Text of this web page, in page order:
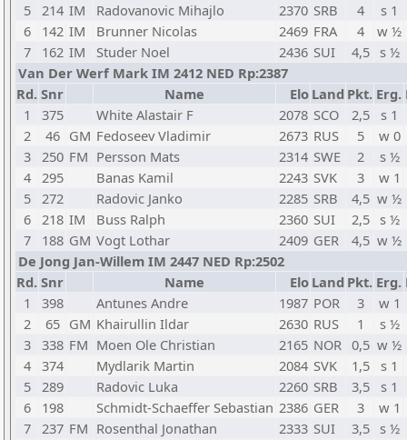
5 214 IM Radovanovic Mihajlo 2370 SRB 4
s 1
6
142 IM Brunner Nicolas 2469 FRA 4
w ½
7
162 IM Studer Noel 2436 SUI 4,5
s ½
Van Der Werf Mark IM 2412 NED Rp:2387
Rd. Snr Name Elo Land Pkt. Erg.
1
375 White Alastair F 2078 SCO 2,5
s 1
2
46 GM Fedoseev Vladimir 2673 RUS 5
w 0
3 250 FM Persson Mats 2314 SWE 2
s ½
4 295 Banas Kamil 2243 SVK 3
w 1
5 272 Radovic Janko 2285 SRB 4,5 w ½
6 218 IM Buss Ralph 2360 SUI 2,5 s ½
7
188 GM Vogt Lothar 2409 GER 4,5 w ½
De Jong Jan-Willem IM 2447 NED Rp:2502
Rd. Snr Name Elo Land Pkt. Erg.
1
398 Antunes Andre 1987 POR 3
w 1
2
65 GM Khairullin Ildar 2630 RUS 1
s ½
3 338 FM Moen Ole Christian 2165 NOR 0,5 w ½
4 374 Mydlarik Martin 2084 SVK 1,5
s 1
5 289 Radovic Luka 2260 SRB 3,5
s 1
6
198 Schmidt-Schaeffer Sebastian 2386 GER 3
w 1
7 237 FM Rosenthal Jonathan 2333 SUI 3,5 s ½